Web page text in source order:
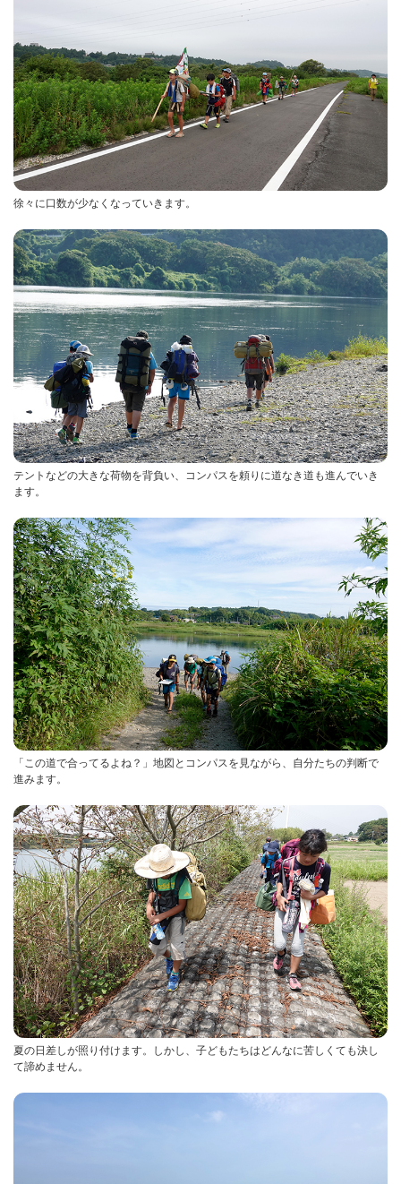
徐々に口数が少なくなっていきます。
テントなどの大きな荷物を背負い、コンパスを頼りに道なき道も進んでいき
ます。
「この道で合ってるよね？」地図とコンパスを見ながら、自分たちの判断で
進みます。
夏の日差しが照り付けます。しかし、子どもたちはどんなに苦しくても決し
て諦めません。